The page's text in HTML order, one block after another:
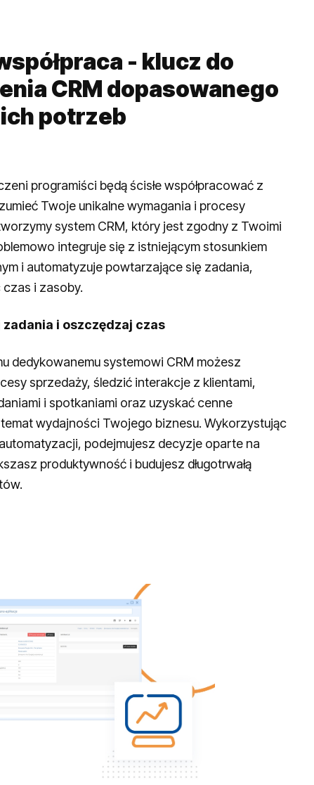
- klucz do
CRM dopasowanego
potrzeb
programiści będą ścisłe współpracować z
Twoje unikalne wymagania i procesy
system CRM, który jest zgodny z Twoimi
integruje się z istniejącym stosunkiem
i automatyzuje powtarzające się zadania,
i zasoby.
i oszczędzaj czas
dedykowanemu systemowi CRM możesz
sprzedaży, śledzić interakcje z klientami,
i spotkaniami oraz uzyskać cenne
wydajności Twojego biznesu. Wykorzystując
podejmujesz decyzje oparte na
produktywność i budujesz długotrwałą